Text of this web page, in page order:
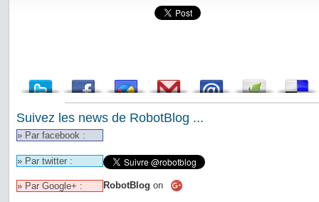
Suivez les news de RobotBlog ...
» Par facebook :
» Par twitter :
» Par Google+ : RobotBlog on